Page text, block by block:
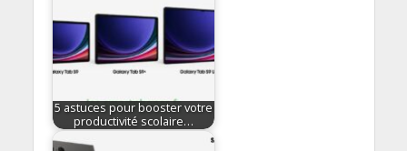
5 astuces pour booster votre
productivité scolaire…